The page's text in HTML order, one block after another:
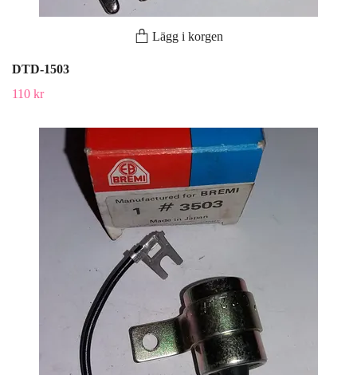
Lägg i korgen
DTD-1503
110 kr